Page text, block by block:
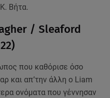
Βήτα.
/ Sleaford
που καθόρισε όσο
και απ’την άλλη ο Liam
ονόματα που γέννησαν